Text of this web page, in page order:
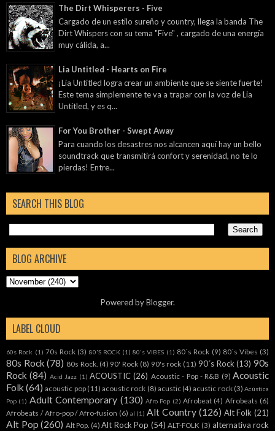
The Dirt Whisperers - Five
Cargado de un estilo sureño y country, llega la banda The
Dirt Whispers con su tema "Five" , cargado de una energía
muy cálida, a...
Lia Untitled - Hearts on Fire
¡Lia Untitled logra crear un ambiente que se siente fuerte!
Este tema simplemente te va a trapar con la voz de Lia
Untitled, y es q...
For You Brother - Swept Away
Para cuando los desastres nos alcancen aquí hay un bello
soundtrack que transmitirá confort y serenidad, no te lo
pierdas! Entre...
SEARCH THIS BLOG
BLOG ARCHIVE
Powered byBlogger.
LABEL CLOUD
60s Rock (1) 70s Rock (3) 80'S ROCK (1) 80's VIBES (1) 80´s Rock (9) 80´s Vibes (3)
80s Rock (78) 80s Rock. (4) 90' Rock (8) 90's rock (11) 90´s Rock (13) 90s
Rock (84) Acid Jazz (1) ACOUSTIC (26) Acoustic - Pop - R&B (9) Acoustic
Folk (64) acoustic pop (11) acoustic rock (8) acustic (4) acustic rock (3) Acústica
Pop (1) Adult Contemporary (130) Afro Pop (2) Afrobeat (4) Afrobeats (6)
Afrobeats / Afro-pop / Afro-fusion (6) al (1) Alt Country (126) Alt Folk (21)
Alt Pop (260) Alt Pop. (4) Alt Rock Pop (54) ALT-FOLK (3) alternativa rock